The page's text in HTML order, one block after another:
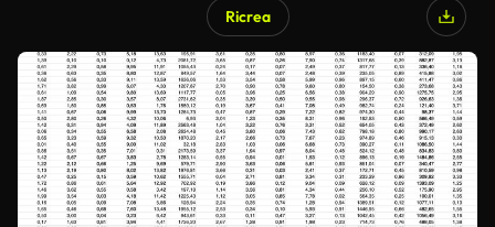
Ricrea